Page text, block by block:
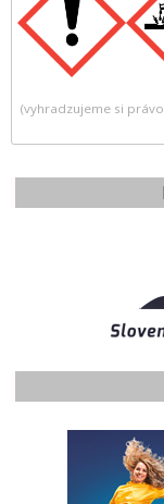
(vyhradzujeme si